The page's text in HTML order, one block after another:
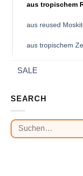
aus tropischem
aus reused
aus tropischem
SALE
SEARCH
Suchen
nach: